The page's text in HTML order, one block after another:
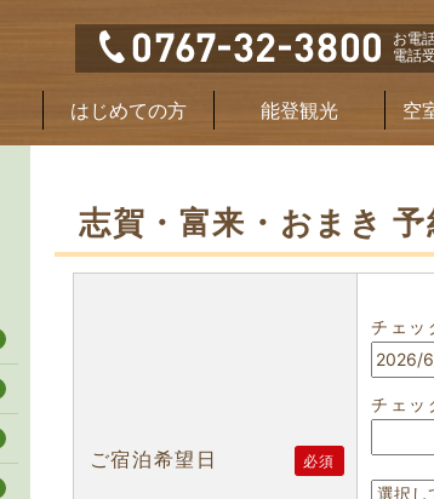
お電
電話
はじめての方 能登観光 空
志賀・富来・おまき
ご宿泊希望日 必須
チェッ
チェッ